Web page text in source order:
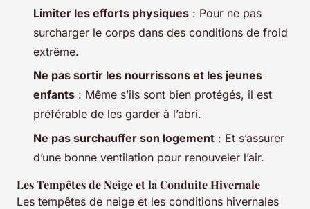
Limiter les efforts physiques : Pour ne pas
surcharger le corps dans des conditions de froid
extrême.
Ne pas sortir les nourrissons et les jeunes
enfants : Même s’ils sont bien protégés, il est
préférable de les garder à l’abri.
Ne pas surchauffer son logement : Et s’assurer
d’une bonne ventilation pour renouveler l’air.
Les Tempêtes de Neige et la Conduite Hivernale
Les tempêtes de neige et les conditions hivernales